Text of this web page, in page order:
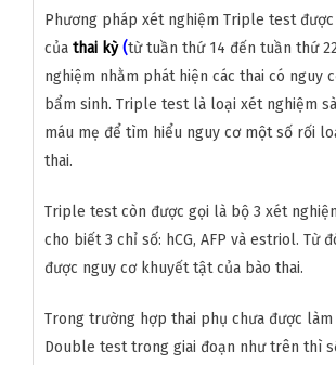
Phương pháp xét nghiệm Triple test
của thai kỳ(từ tuần thứ 14 đến tuần thứ
nghiệm nhằm phát hiện các thai có nguy
bẩm sinh. Triple test là loại xét nghiệm
máu mẹ để tìm hiểu nguy cơ một số rối
thai.
Triple test còn được gọi là bộ 3 xét
cho biết 3 chỉ số: hCG, AFP và estriol. Từ
được nguy cơ khuyết tật của bào thai.
Trong trường hợp thai phụ chưa được
Double test trong giai đoạn như trên thì